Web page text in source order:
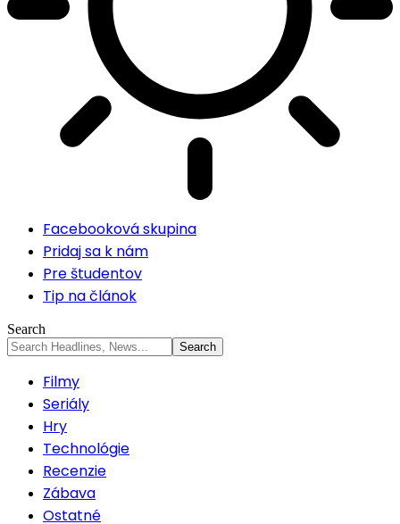
Facebooková skupina
Pridaj sa k nám
Pre študentov
Tip na článok
Search
Filmy
Seriály
Hry
Technológie
Recenzie
Zábava
Ostatné